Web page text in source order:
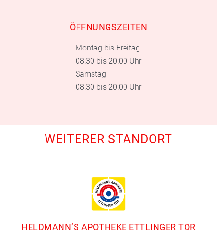
ÖFFNUNGSZEITEN
Montag bis Freitag
08:30 bis 20:00 Uhr
Samstag
08:30 bis 20:00 Uhr
WEITERER STANDORT
HELDMANN‘S APOTHEKE ETTLINGER TOR